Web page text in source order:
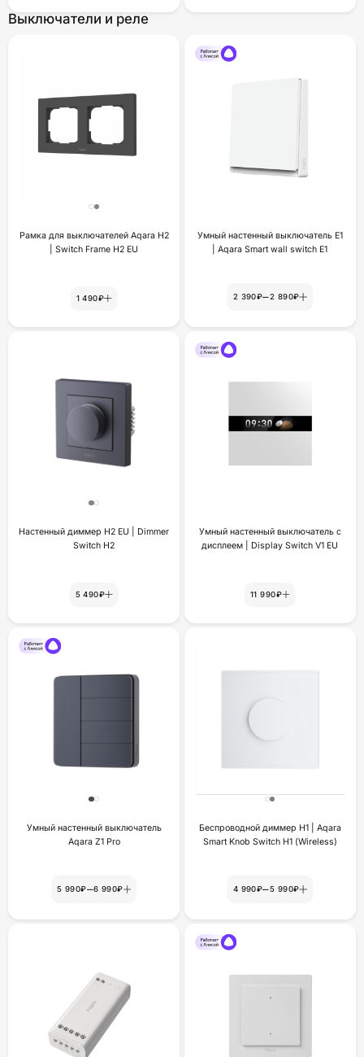
Выключатели и реле
Рамка для выключателей Aqara H2
| Switch Frame H2 EU
1 490₽
Умный настенный выключатель Е1
| Aqara Smart wall switch E1
2 390₽–2 890₽
Настенный диммер H2 EU | Dimmer
Switch H2
5 490₽
Умный настенный выключатель с
дисплеем | Display Switch V1 EU
11 990₽
Умный настенный выключатель
Aqara Z1 Pro
5 990₽–6 990₽
Беспроводной диммер Н1 | Aqara
Smart Knob Switch H1 (Wireless)
4 990₽–5 990₽